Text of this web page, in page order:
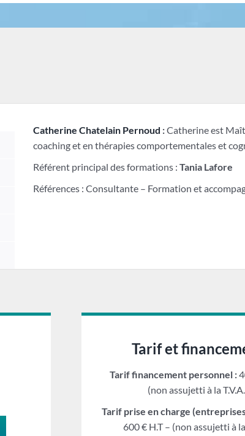
Catherine Chatelain Pernoud :Catherine est
coaching et en thérapies comportementales et
Référent principal des formations : Tania Lafore
Références : Consultante – Formation et
Tarif et
Tarif financement personnel :
(non assujetti à la
Tarif prise en charge
600 € H.T – (non assujetti à la